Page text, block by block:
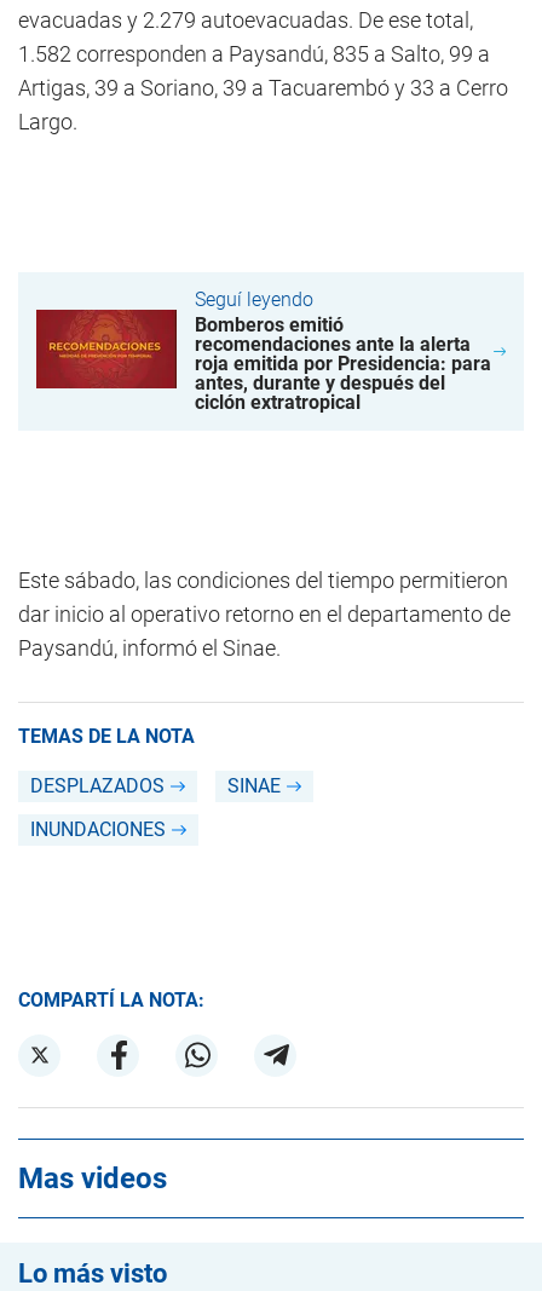
evacuadas y 2.279 autoevacuadas. De ese total,
1.582 corresponden a Paysandú, 835 a Salto, 99 a
Artigas, 39 a Soriano, 39 a Tacuarembó y 33 a Cerro
Largo.
Seguí leyendo
Bomberos emitió
recomendaciones ante la alerta
roja emitida por Presidencia: para
antes, durante y después del
ciclón extratropical
Este sábado, las condiciones del tiempo permitieron
dar inicio al operativo retorno en el departamento de
Paysandú, informó el Sinae.
TEMAS DE LA NOTA
DESPLAZADOS
SINAE
INUNDACIONES
COMPARTÍ LA NOTA:
Mas videos
Lo más visto